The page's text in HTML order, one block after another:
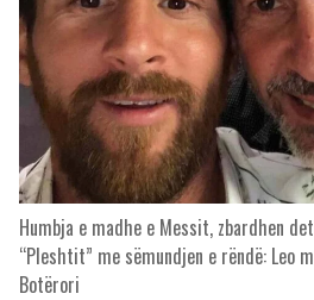
Humbja e madhe e Messit, zbardhen
“Pleshtit” me sëmundjen e rëndë: Leo
Botërori